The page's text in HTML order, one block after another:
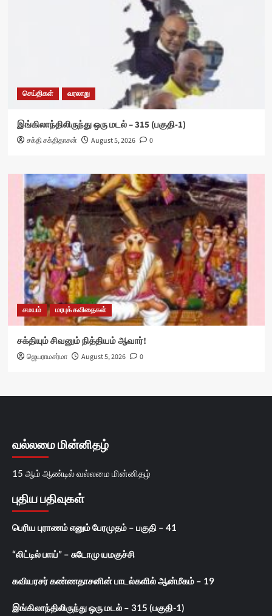
செய்திகள் வரலாறு
இங்கிலாந்திலிருந்து ஒரு மடல் – 315 (பகுதி-1)
சக்தி சக்திதாசன் August 5, 2026 0
சமயம் மரபுக் கவிதைகள்
சக்தியும் சிவனும் நித்தியம் ஆவார்!
ஜெயராமசர்மா August 5, 2026 0
வல்லமை மின்னிதழ்
15 ஆம் ஆண்டில் வல்லமை மின்னிதழ்
புதிய பதிவுகள்
பெரிய புராணம் எனும் பேரமுதம் – பகுதி – 41
“லிட்டில் பாய்” – சுடோமு யமகுச்சி
கவியரசர் கண்ணதாசனின் பாடல்களில் ஆன்மீகம் – 19
இங்கிலாந்திலிருந்து ஒரு மடல் – 315 (பகுதி-1)